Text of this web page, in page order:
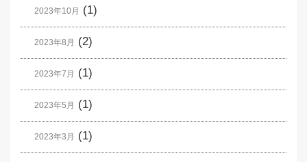
2023年10月 (1)
2023年8月 (2)
2023年7月 (1)
2023年5月 (1)
2023年3月 (1)